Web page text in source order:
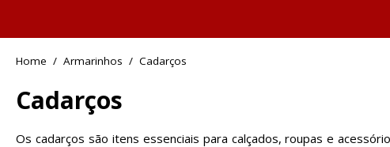
Armarinhos Cadarços
Cadarços
Os cadarços são itens essenciais para calçados, roupas e